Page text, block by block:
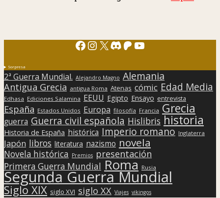
Facebook
Instagram
X Discord
Patreon
YouTube
Sorpresa
2ª Guerra Mundial. Alejandro Magno Alemania
Antigua Grecia antigua Roma Atenas cómic Edad Media
Edhasa Ediciones Salamina EEUU Egipto Ensayo entrevista
España Estados Unidos Europa filosofía Francia Grecia
guerra Guerra civil española Hislibris historia
Historia de España histórica Imperio romano Inglaterra
Japón libros literatura nazismo novela
Novela histórica Premios presentación
Primera Guerra Mundial Roma Rusia
Segunda Guerra Mundial
Siglo XIX siglo XVI siglo XX Viajes vikingos